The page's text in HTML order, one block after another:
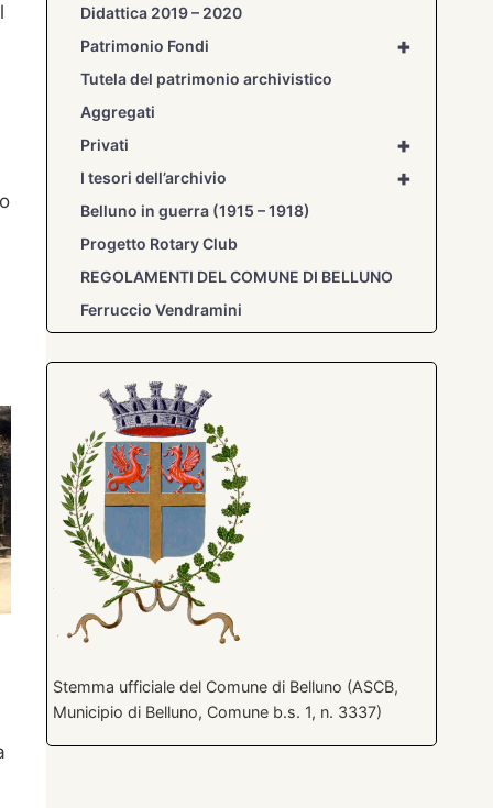
Didattica 2019 – 2020
+
Patrimonio Fondi
Tutela del patrimonio archivistico
Aggregati
+
Privati
+
I tesori dell’archivio
Belluno in guerra (1915 – 1918)
Progetto Rotary Club
REGOLAMENTI DEL COMUNE DI BELLUNO
Ferruccio Vendramini
Stemma ufficiale del Comune di Belluno (ASCB,
Municipio di Belluno, Comune b.s. 1, n. 3337)